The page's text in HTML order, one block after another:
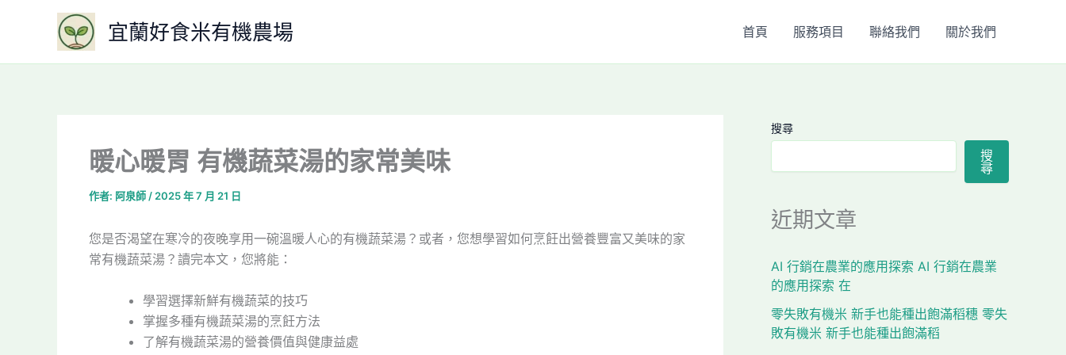
宜蘭好食米有機農場 首頁 服務項目 聯絡我們 關於我們
暖心暖胃 有機蔬菜湯的家常美味
作者: 阿泉師 / 2025 年 7 月 21 日
您是否渴望在寒冷的夜晚享用一碗溫暖人心的有機蔬菜湯？或者，您想學習如何烹飪出營養豐富又美味的家
常有機蔬菜湯？讀完本文，您將能：
學習選擇新鮮有機蔬菜的技巧
掌握多種有機蔬菜湯的烹飪方法
了解有機蔬菜湯的營養價值與健康益處
搜尋
搜
尋
近期文章
AI 行銷在農業的應用探索 AI 行銷在農業
的應用探索 在
零失敗有機米 新手也能種出飽滿稻穗 零失
敗有機米 新手也能種出飽滿稻